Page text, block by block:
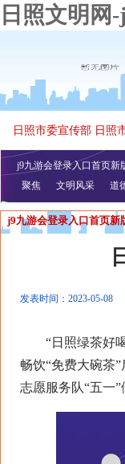
日照文明网
日照市委宣传部 日照
j9九游会登录入口首页新
明播报
公
聚焦 文明风采 道
j9九游会登录入口首页新
发表时间：2023-05-08
“日照绿茶好喝
畅饮“免费大碗茶
志愿服务队“五一